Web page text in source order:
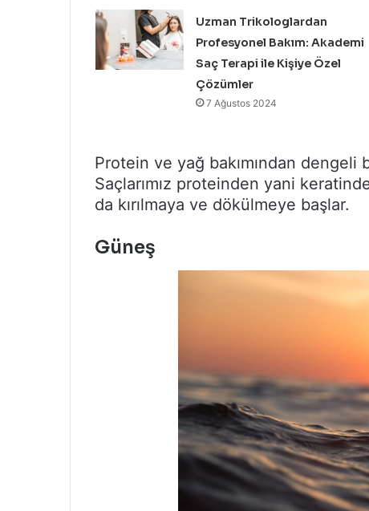
Uzman Trikologlardan
Profesyonel Bakım: Akademi
Saç Terapi ile Kişiye Özel
Çözümler
7 Ağustos 2024
Protein ve yağ bakımından
Saçlarımız proteinden yani
da kırılmaya ve dökülmeye başlar.
Güneş